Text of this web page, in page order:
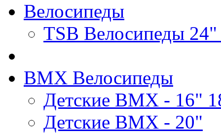
Велосипеды
TSB Велосипеды
BMX Велосипеды
Детские BMX - 16"
Детские BMX - 20"